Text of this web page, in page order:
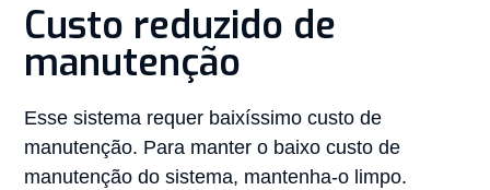
Custo reduzido de
manutenção
Esse sistema requer baixíssimo custo de
manutenção. Para manter o baixo custo de
manutenção do sistema, mantenha-o limpo.